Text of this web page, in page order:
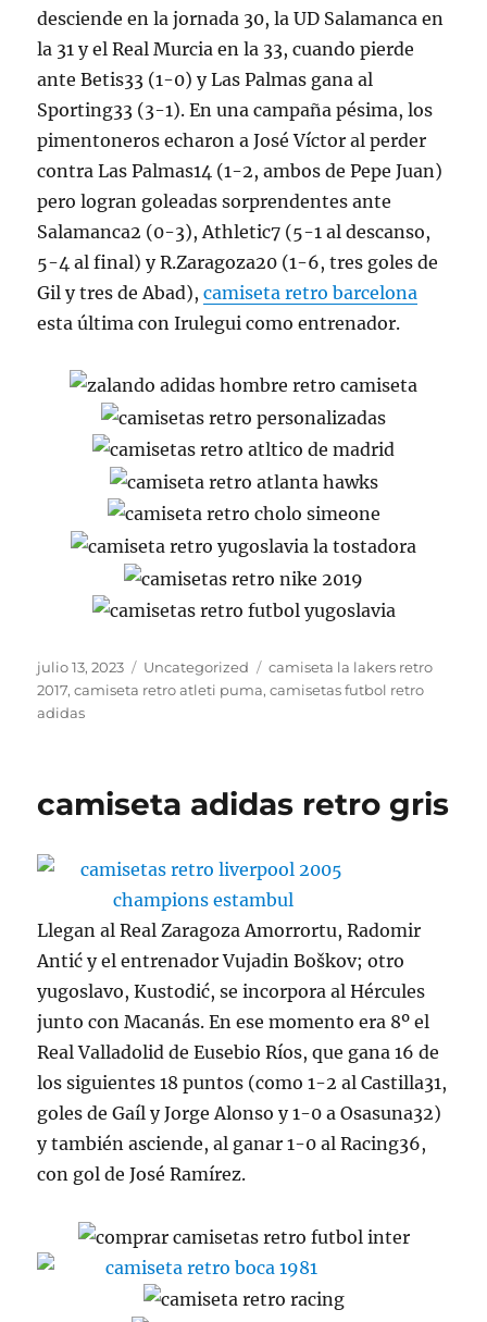
desciende en la jornada 30, la UD Salamanca en
la 31 y el Real Murcia en la 33, cuando pierde
ante Betis33 (1-0) y Las Palmas gana al
Sporting33 (3-1). En una campaña pésima, los
pimentoneros echaron a José Víctor al perder
contra Las Palmas14 (1-2, ambos de Pepe Juan)
pero logran goleadas sorprendentes ante
Salamanca2 (0-3), Athletic7 (5-1 al descanso,
5-4 al final) y R.Zaragoza20 (1-6, tres goles de
Gil y tres de Abad),camiseta retro barcelona
esta última con Irulegui como entrenador.
Publicado
el
julio 13, 2023 Categorías
Uncategorized Etiquetas
camiseta la lakers retro
2017,camiseta retro atleti puma,camisetas futbol retro
adidas
camiseta adidas retro gris
Llegan al Real Zaragoza Amorrortu, Radomir
Antić y el entrenador Vujadin Boškov; otro
yugoslavo, Kustodić, se incorpora al Hércules
junto con Macanás. En ese momento era 8º el
Real Valladolid de Eusebio Ríos, que gana 16 de
los siguientes 18 puntos (como 1-2 al Castilla31,
goles de Gaíl y Jorge Alonso y 1-0 a Osasuna32)
y también asciende, al ganar 1-0 al Racing36,
con gol de José Ramírez.